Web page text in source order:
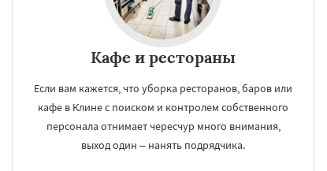
Кафе и рестораны
Если вам кажется, что уборка ресторанов, баров или
кафе в Клине с поиском и контролем собственного
персонала отнимает чересчур много внимания,
выход один – нанять подрядчика.